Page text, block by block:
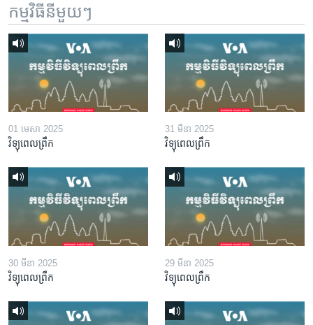
កម្មវិធី​នីមួយៗ
01 មេសា 2025
វិទ្យុពេលព្រឹក
31 មីនា 2025
វិទ្យុពេលព្រឹក
30 មីនា 2025
វិទ្យុពេលព្រឹក
29 មីនា 2025
វិទ្យុពេលព្រឹក